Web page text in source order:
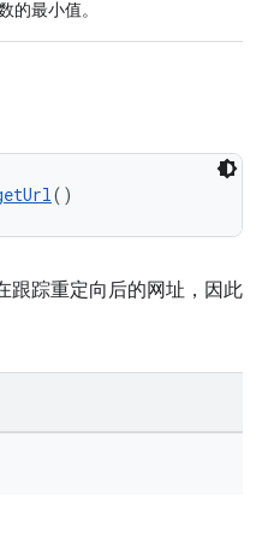
的最小值。
()
跟踪重定向后的网址，因此